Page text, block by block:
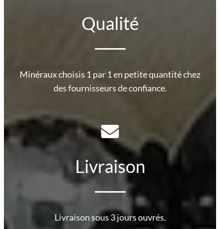
Qualité
Minéraux choisis 1 par 1 en petite quantité chez
des fournisseurs de confiance.
Livraison
Livraison sous 3 jours ouvrés.